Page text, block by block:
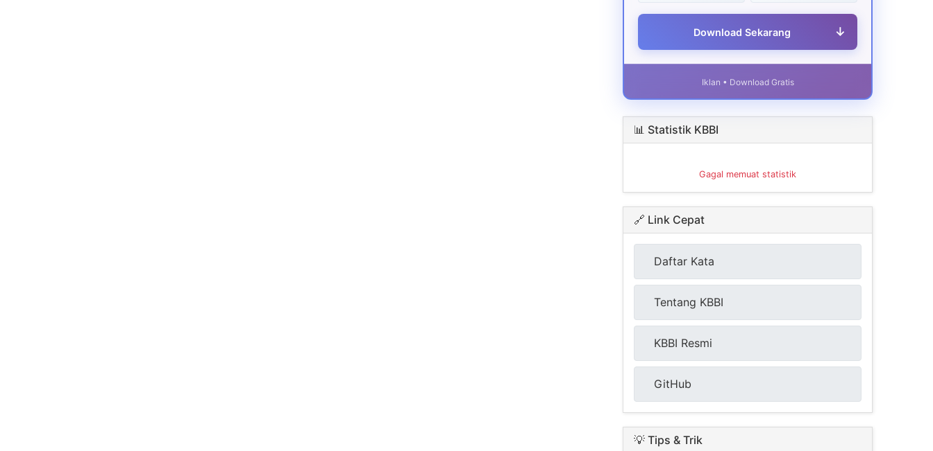
Download Sekarang ↓
Iklan • Download Gratis
📊 Statistik KBBI
Gagal memuat statistik
🔗 Link Cepat
Daftar Kata
Tentang KBBI
KBBI Resmi
GitHub
💡 Tips & Trik